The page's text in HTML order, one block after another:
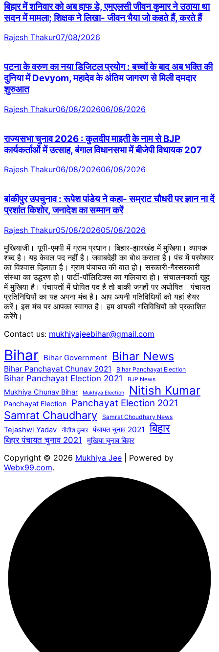
बिहार में शनिवार को अब हाफ डे, एमएलसी जीवन कुमार ने उठाया था
सदन में मामला; शिक्षक ने लिखा- जीवन भैया जो कहते हैं, करते हैं
Rajesh Thakur07/08/2026
पटना के वरुण का नया डिजिटल प्रयोग : बच्चों के बाद अब भक्ति की
दुनिया में Devyom, महादेव के अंतिम जागरण से मिली दमदार
शुरुआत
Rajesh Thakur06/08/202606/08/2026
राज्यसभा चुनाव 2026 : कुलदीप माइती के नाम से BJP
कार्यकर्ताओं में उत्साह, बंगाल विधानसभा में बीजेपी विधायक 207
Rajesh Thakur06/08/202606/08/2026
बांकीपुर उपचुनाव : रूपेश पांडेय ने कहा- सम्राट चौधरी पर ज्ञान ना दें
प्रशांत किशोर, जनादेश का सम्मान करें
Rajesh Thakur05/08/202605/08/2026
मुखियाजी। यूपी-एमपी में ग्राम प्रधान। बिहार-झारखंड में मुखिया। व्यापक
शब्द है। यह केवल पद नहीं है। जवाबदेही का बोध कराता है। पंच में परमेश्वर
का विश्वास दिलाता है। ग्राम पंचायत की बात हो। सरकारी-गैरसरकारी
संस्था का उद्धरण हो। पार्टी-पॉलिटिक्स का गलियारा हो। संचालनकर्ता खुद
में मुखिया है। पंचायतों में घोषित पद है तो बाकी जगहों पर अघोषित। पंचायत
प्रतिनिधियों का यह अपना मंच है। आप अपनी गतिविधियों को यहां शेयर
करें। इस मंच पर आपका स्वागत है। हम आपकी गतिविधियों को प्रकाशित
करेंगेे।
Contact us: mukhiyajeebihar@gmail.com
Bihar Bihar Government Bihar News
Bihar Panchayat Chunav 2021 Bihar Panchayat Election
Bihar Panchayat Election 2021 BJP News
Mukhiya Chunav Bihar Mukhiya Election Nitish Kumar
Panchayat Election Panchayat Election 2021
Samrat Chaudhary Samrat Choudhary News
Tejashwi Yadav नीतीश कुमार पंचायत चुनाव 2021 बिहार
बिहार पंचायत चुनाव 2021 मुखिया चुनाव बिहार
Copyright © 2026 Mukhiya Jee | Powered by
Webx99.com.